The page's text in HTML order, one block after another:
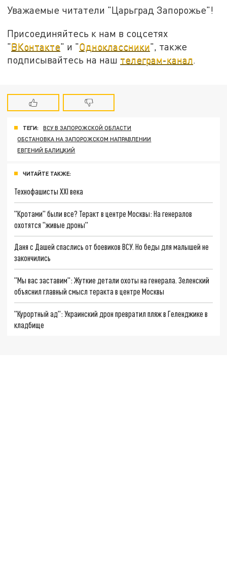
Уважаемые читатели "Царьград Запорожье"!
Присоединяйтесь к нам в соцсетях
"ВКонтакте" и "Одноклассники", также
подписывайтесь на наш телеграм-канал.
ТЕГИ:
ВСУ В ЗАПОРОЖСКОЙ ОБЛАСТИ
ОБСТАНОВКА НА ЗАПОРОЖСКОМ НАПРАВЛЕНИИ
ЕВГЕНИЙ БАЛИЦКИЙ
ЧИТАЙТЕ ТАКЖЕ:
Технофашисты XXI века
"Кротами" были все? Теракт в центре Москвы: На генералов
охотятся "живые дроны"
Даня с Дашей спаслись от боевиков ВСУ. Но беды для малышей не
закончились
"Мы вас заставим": Жуткие детали охоты на генерала. Зеленский
объяснил главный смысл теракта в центре Москвы
"Курортный ад": Украинский дрон превратил пляж в Геленджике в
кладбище